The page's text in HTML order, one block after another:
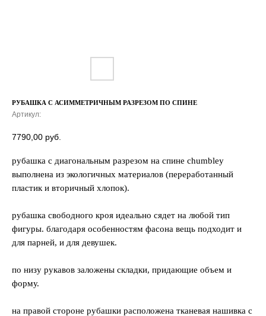
РУБАШКА С АСИММЕТРИЧНЫМ РАЗРЕЗОМ ПО СПИНЕ
Артикул:
7790,00 руб.
рубашка c диагональным разрезом на спине chumbley
выполнена из экологичных материалов (переработанный
пластик и вторичный хлопок).
рубашка свободного кроя идеально сядет на любой тип
фигуры. благодаря особенностям фасона вещь подходит и
для парней, и для девушек.
по низу рукавов заложены складки, придающие объем и
форму.
на правой стороне рубашки расположена тканевая нашивка с